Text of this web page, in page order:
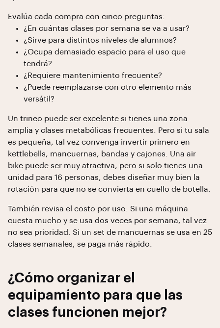
Evalúa cada compra con cinco preguntas:
¿En cuántas clases por semana se va a usar?
¿Sirve para distintos niveles de alumnos?
¿Ocupa demasiado espacio para el uso que
tendrá?
¿Requiere mantenimiento frecuente?
¿Puede reemplazarse con otro elemento más
versátil?
Un trineo puede ser excelente si tienes una zona
amplia y clases metabólicas frecuentes. Pero si tu sala
es pequeña, tal vez convenga invertir primero en
kettlebells, mancuernas, bandas y cajones. Una air
bike puede ser muy atractiva, pero si solo tienes una
unidad para 16 personas, debes diseñar muy bien la
rotación para que no se convierta en cuello de botella.
También revisa el costo por uso. Si una máquina
cuesta mucho y se usa dos veces por semana, tal vez
no sea prioridad. Si un set de mancuernas se usa en 25
clases semanales, se paga más rápido.
¿Cómo organizar el
equipamiento para que las
clases funcionen mejor?